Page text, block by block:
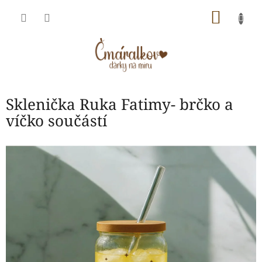
Sklenička Ruka Fatimy- brčko a
víčko součástí